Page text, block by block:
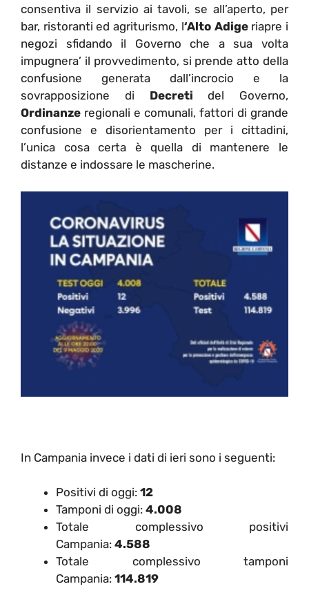
consentiva il servizio ai tavoli, se all’aperto, per
bar, ristoranti ed agriturismo, l‘Alto Adige riapre i
negozi sfidando il Governo che a sua volta
impugnera’ il provvedimento, si prende atto della
confusione generata dall’incrocio e la
sovrapposizione di Decreti del Governo,
Ordinanze regionali e comunali, fattori di grande
confusione e disorientamento per i cittadini,
l’unica cosa certa è quella di mantenere le
distanze e indossare le mascherine.
In Campania invece i dati di ieri sono i seguenti:
Positivi di oggi: 12
Tamponi di oggi: 4.008
Totale complessivo positivi
Campania: 4.588
Totale complessivo tamponi
Campania: 114.819